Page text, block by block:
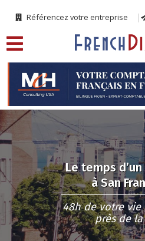
Référencez votre entreprise
Le temps
à San
48h de votre vie
près de